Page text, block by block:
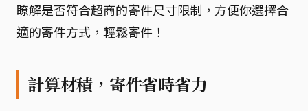
瞭解是否符合超商的寄件尺寸限制，方便你選擇合
適的寄件方式，輕鬆寄件！
計算材積，寄件省時省力